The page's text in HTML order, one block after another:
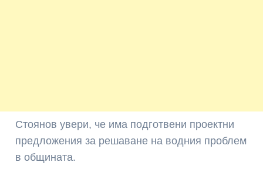
Стоянов увери, че има подготвени проектни
предложения за решаване на водния проблем
в общината.